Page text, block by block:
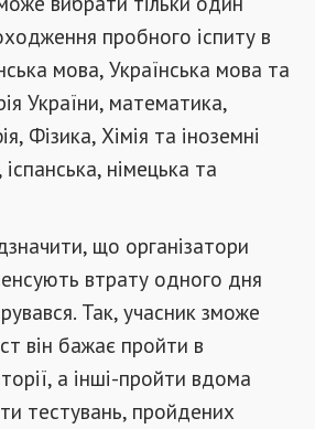
пробного іспиту в
мова, Українська мова та
України, математика,
Фізика, Хімія та іноземні
німецька та
що організатори
втрату одного дня
Так, учасник зможе
він бажає пройти в
а інші-пройти вдома
тестувань, пройдених